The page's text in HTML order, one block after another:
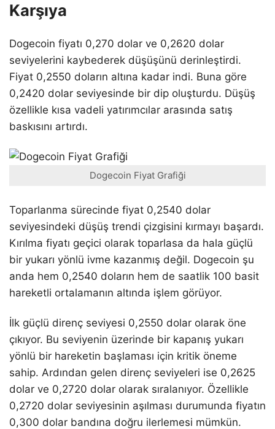
Karşıya
Dogecoin fiyatı 0,270 dolar ve 0,2620 dolar
seviyelerini kaybederek düşüşünü derinleştirdi.
Fiyat 0,2550 doların altına kadar indi. Buna göre
0,2420 dolar seviyesinde bir dip oluşturdu. Düşüş
özellikle kısa vadeli yatırımcılar arasında satış
baskısını artırdı.
Dogecoin Fiyat Grafiği
Toparlanma sürecinde fiyat 0,2540 dolar
seviyesindeki düşüş trendi çizgisini kırmayı başardı.
Kırılma fiyatı geçici olarak toparlasa da hala güçlü
bir yukarı yönlü ivme kazanmış değil. Dogecoin şu
anda hem 0,2540 doların hem de saatlik 100 basit
hareketli ortalamanın altında işlem görüyor.
İlk güçlü direnç seviyesi 0,2550 dolar olarak öne
çıkıyor. Bu seviyenin üzerinde bir kapanış yukarı
yönlü bir hareketin başlaması için kritik öneme
sahip. Ardından gelen direnç seviyeleri ise 0,2625
dolar ve 0,2720 dolar olarak sıralanıyor. Özellikle
0,2720 dolar seviyesinin aşılması durumunda fiyatın
0,300 dolar bandına doğru ilerlemesi mümkün.